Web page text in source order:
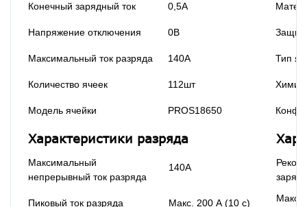
Конечный зарядный ток 0,5А
Напряжение отключения 0В
Максимальный ток разряда 140А Тип
Количество ячеек 112шт Химия
Модель ячейки PROS18650
Характеристики разряда
Максимальный
непрерывный ток разряда
140А
Пиковый ток разряда Макс. 200 А (10 с)